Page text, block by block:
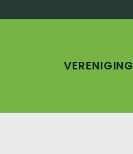
VERENIGING